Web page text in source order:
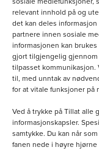
relevant innhold på og
det kan deles
partnere innen sosiale
informasjonen kan
gjort tilgjengelig
tilpasset kommunikasjon.
til, med unntak av
for at vitale funksjoner på
Ved å trykke på Tillat alle
informasjonskapsler.
samtykke. Du kan når
fanen nede i høyre
varianter.
Alternativene
kan
velges
på
produktsiden